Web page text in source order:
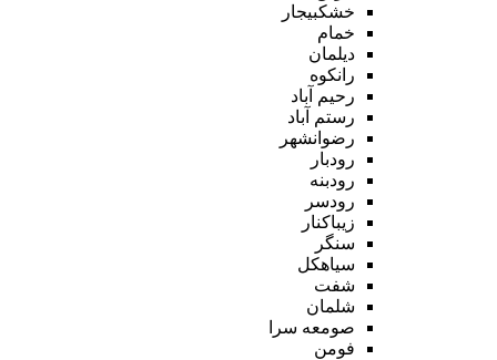
خشکبیجار
خمام
دیلمان
رانکوه
رحیم آباد
رستم آباد
رضوانشهر
رودبار
رودبنه
رودسر
زیباکنار
سنگر
سیاهکل
شفت
شلمان
صومعه سرا
فومن